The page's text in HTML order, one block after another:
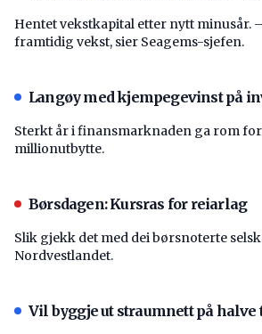
Hentet vekstkapital etter nytt minusår.
framtidig vekst, sier Seagems-sjefen.
Langøy med kjempegevinst på
Sterkt år i finansmarknaden ga rom
millionutbytte.
Børsdagen: Kursras for reiarlag
Slik gjekk det med dei børsnoterte
Nordvestlandet.
Vil byggje ut straumnett på halve